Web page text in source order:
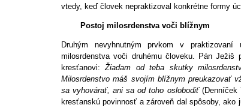
vtedy, keď človek nepraktizoval konkrétne formy
Postoj milosrdenstva voči blížnym
Druhým nevyhnutným prvkom v
milosrdenstva voči druhému človeku. Pán
kresťanovi:Žiadam od teba skutky
Milosrdenstvo máš svojím blížnym preukazovať
sa vyhovárať, ani sa od toho oslobodiť (Denníček
kresťanskú povinnosť a zároveň dal spôsoby,